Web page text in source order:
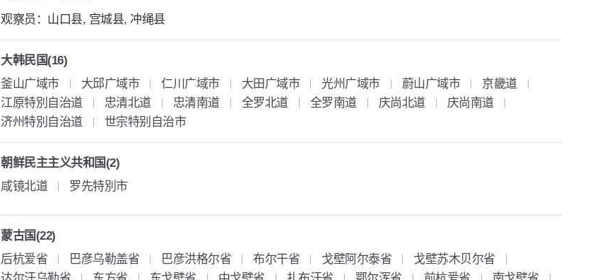
观察员：山口县, 宫城县, 冲绳县
大韩民国(16)
釜山广域市
大邱广域市 仁川广域市 大田广域市 光州广域市 蔚山广域市
京畿道
江原特別自治道
忠清北道 忠清南道 全罗北道 全罗南道 庆尚北道
庆尚南道
济州特別自治道
世宗特别自治市
朝鲜民主主义共和国(2)
咸镜北道
罗先特別市
蒙古国(22)
后杭爱省
巴彦乌勒盖省 巴彦洪格尔省 布尔干省 戈壁阿尔泰省
戈壁苏木贝尔省